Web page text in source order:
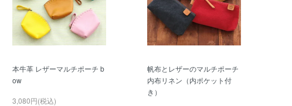
本牛革 レザーマルチポーチ b
ow
3,080円(税込)
帆布とレザーのマルチポーチ
内布リネン（内ポケット付
き）